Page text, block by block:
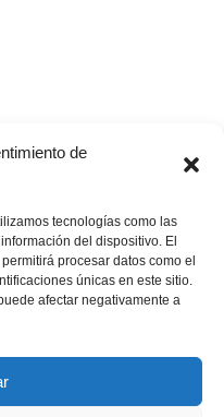
de
tecnologías como las
del dispositivo. El
procesar datos como el
únicas en este sitio.
afectar negativamente a